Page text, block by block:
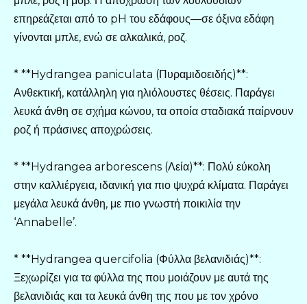
επηρεάζεται από το pH του εδάφους—σε όξινα εδάφη
γίνονται μπλε, ενώ σε αλκαλικά, ροζ.
* **Hydrangea paniculata (Πυραμιδοειδής)**:
Ανθεκτική, κατάλληλη για ηλιόλουστες θέσεις. Παράγει
λευκά άνθη σε σχήμα κώνου, τα οποία σταδιακά παίρνουν
ροζ ή πράσινες αποχρώσεις.
* **Hydrangea arborescens (Λεία)**: Πολύ εύκολη
στην καλλιέργεια, ιδανική για πιο ψυχρά κλίματα. Παράγει
μεγάλα λευκά άνθη, με πιο γνωστή ποικιλία την
‘Annabelle’.
* **Hydrangea quercifolia (Φύλλα βελανιδιάς)**:
Ξεχωρίζει για τα φύλλα της που μοιάζουν με αυτά της
βελανιδιάς και τα λευκά άνθη της που με τον χρόνο